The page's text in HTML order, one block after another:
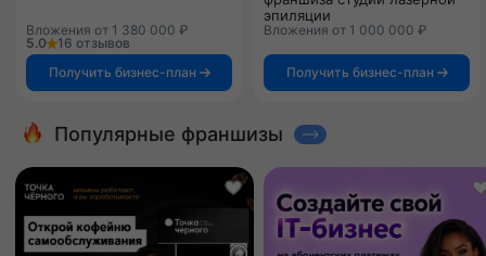
Вложения от 1 380 000 ₽
5.0
16 отзывов
Получить бизнес-план
эпиляции
Вложения от 1 000 000 ₽
Получить бизнес-план
Популярные франшизы